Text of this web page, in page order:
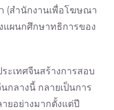
(สำนักงานเพื่อโฆษณา
แผนกศึกษาทธิการของ
ะเทศจีนสร้างการสอบ
กลางนี้ กลายเป็นการ
ยอย่างมากตั้งแต่ปี